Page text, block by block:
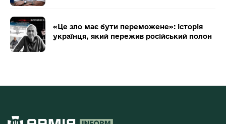
«Це зло має бути переможене»: історія
українця, який пережив російський полон